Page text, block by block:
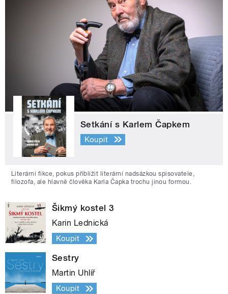
Setkání s Karlem Čapkem
Koupit
Literární fikce, pokus přiblížit literární nadsázkou spisovatele,
filozofa, ale hlavně člověka Karla Čapka trochu jinou formou.
Šikmý kostel 3
Karin Lednická
Koupit
Sestry
Martin Uhlíř
Koupit